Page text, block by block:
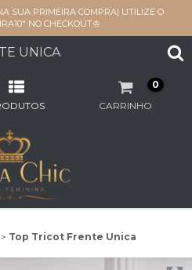
SUA PRIMEIRA COMPRA| UTILIZE O
NO CHECKOUT♔
UNICA
CARRINHO
0
> Top Tricot Frente Unica